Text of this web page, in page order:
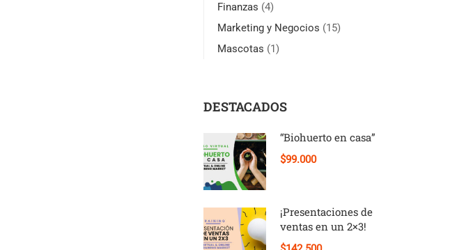
Finanzas (4)
Marketing y Negocios (15)
Mascotas (1)
DESTACADOS
“Biohuerto en casa”
$99.000
¡Presentaciones de
ventas en un 2×3!